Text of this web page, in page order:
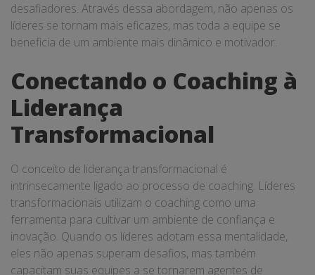
desafiadores. Através dessa abordagem, não apenas os
líderes se tornam mais eficazes, mas toda a equipe se
beneficia de um ambiente mais dinâmico e motivador.
Conectando o Coaching à
Liderança
Transformacional
O conceito de liderança transformacional é
intrinsecamente ligado ao processo de coaching. Líderes
transformacionais utilizam o coaching como uma
ferramenta para cultivar um ambiente de confiança e
inovação. Quando os líderes adotam essa mentalidade,
eles não apenas superam desafios, mas também
capacitam suas equipes a se tornarem agentes de